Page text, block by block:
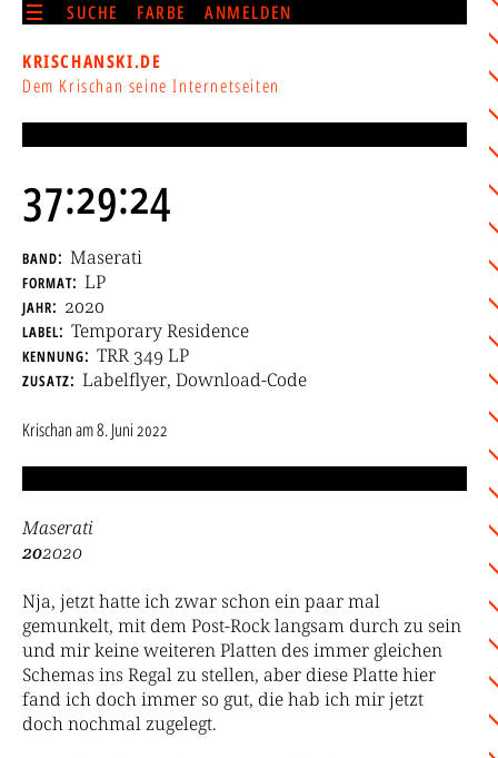
SUCHE FARBE ANMELDEN
KRISCHANSKI.DE
Dem Krischan seine Internetseiten
37:29:24
band Maserati
format LP
jahr 2020
label Temporary Residence
kennung TRR 349 LP
zusatz Labelflyer, Download-Code
Krischanam8. Juni 2022
Maserati
202020
Nja, jetzt hatte ich zwar schon ein paar mal
gemunkelt, mit dem Post-Rock langsam durch zu sein
und mir keine weiteren Platten des immer gleichen
Schemas ins Regal zu stellen, aber diese Platte hier
fand ich doch immer so gut, die hab ich mir jetzt
doch nochmal zugelegt.